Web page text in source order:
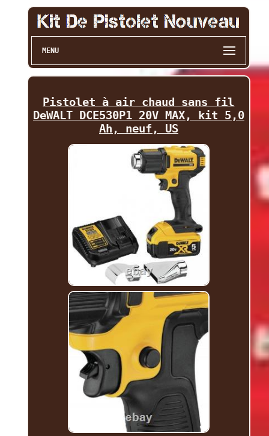
MENU
Pistolet à air chaud sans fil
DeWALT DCE530P1 20V MAX, kit 5,0
Ah, neuf, US